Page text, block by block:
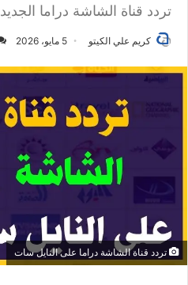
تردد قناة الشاشة دراما الجديد
كريم علي الكيتو 5 مايو، 2026
تردد قناة الشاشة دراما على النايل سات